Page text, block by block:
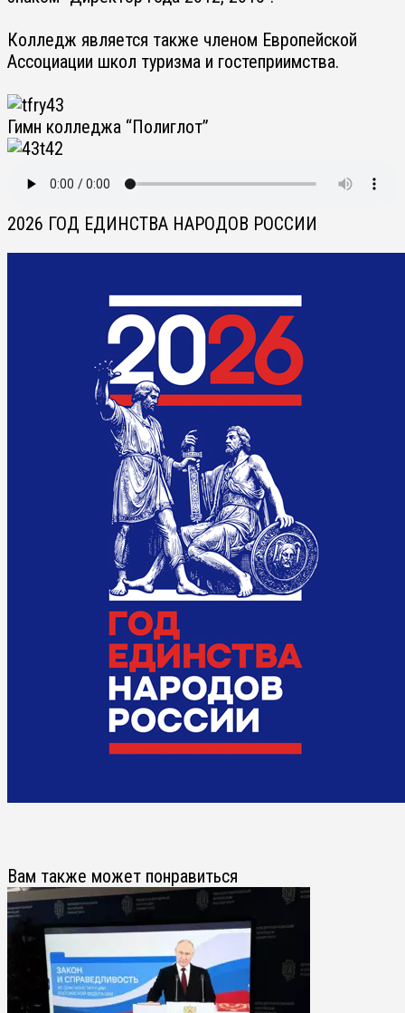
Колледж является также членом Европейской
Ассоциации школ туризма и гостеприимства.
Гимн колледжа “Полиглот”
2026 ГОД ЕДИНСТВА НАРОДОВ РОССИИ
Вам также может понравиться